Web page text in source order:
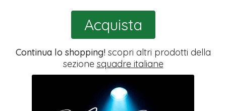
Acquista
Continua lo shopping!scopri altri prodotti della
sezione squadre italiane